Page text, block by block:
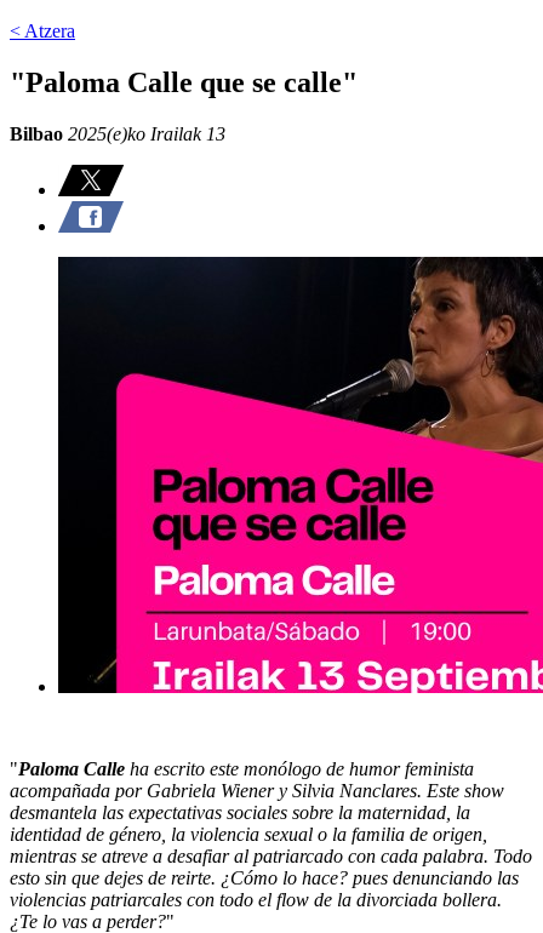
< Atzera
"Paloma Calle que se calle"
Bilbao 2025(e)ko Irailak 13
"Paloma Calle ha escrito este monólogo de humor feminista
acompañada por Gabriela Wiener y Silvia Nanclares. Este show
desmantela las expectativas sociales sobre la maternidad, la
identidad de género, la violencia sexual o la familia de origen,
mientras se atreve a desafiar al patriarcado con cada palabra. Todo
esto sin que dejes de reirte. ¿Cómo lo hace? pues denunciando las
violencias patriarcales con todo el flow de la divorciada bollera.
¿Te lo vas a perder?"